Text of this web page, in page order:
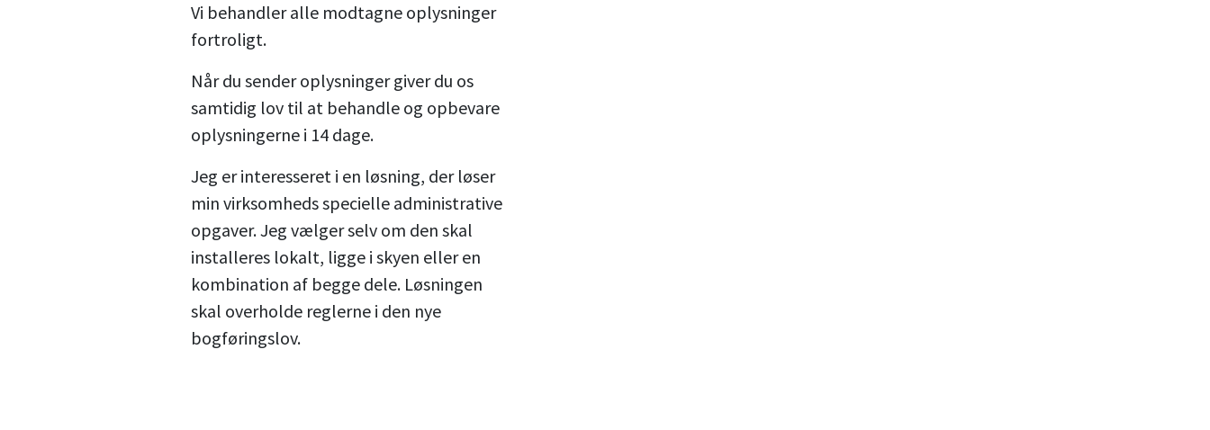
Vi behandler alle modtagne oplysninger
fortroligt.
Når du sender oplysninger giver du os
samtidig lov til at behandle og opbevare
oplysningerne i 14 dage.
Jeg er interesseret i en løsning, der løser
min virksomheds specielle administrative
opgaver. Jeg vælger selv om den skal
installeres lokalt, ligge i skyen eller en
kombination af begge dele. Løsningen
skal overholde reglerne i den nye
bogføringslov.